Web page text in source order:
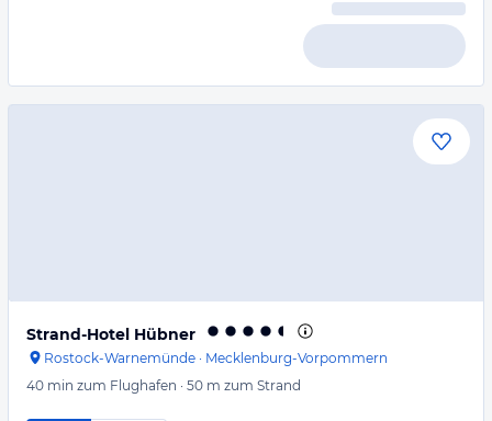
Strand-Hotel Hübner
Rostock-Warnemünde · Mecklenburg-Vorpommern
40 min zum Flughafen · 50 m zum Strand